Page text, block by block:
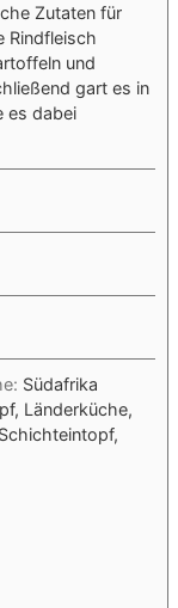
Zutaten für
Rindfleisch
und
gart es in
es dabei
Südafrika
Länderküche,